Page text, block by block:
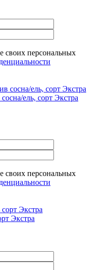
своих персональных
ель, сорт Экстра
своих персональных
Экстра